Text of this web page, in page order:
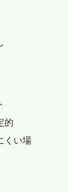
的
くい場